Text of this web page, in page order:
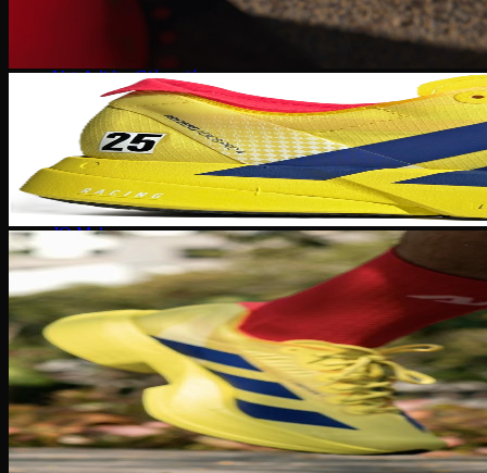
Thắt lưng
Vợt Adidas
Vợt Hoead
Vợt CRBN
Vợt Proton
Vợt Gearbox
Vợt Selkirk
Prada
Bvlgari
JO Malone
DKNY
Louis Vuitton
Salvatore ferragamo
Kilian
Chanel
Dior
Lancome
Narciso
Tom Ford
Armani
Gucci
Kenzo